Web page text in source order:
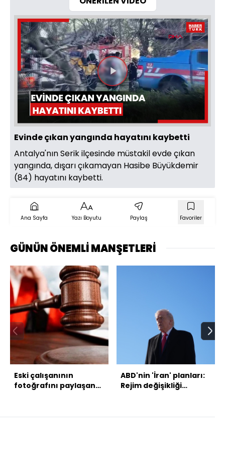
Videoyu
Oynat
Evinde çıkan yangında hayatını kaybetti
Antalya'nın Serik ilçesinde müstakil evde çıkan
yangında, dışarı çıkamayan Hasibe Büyükdemir
(84) hayatını kaybetti.
Ana Sayfa Yazı Boyutu Paylaş Favoriler
GÜNÜN ÖNEMLİ MANŞETLERİ
Eski çalışanının
fotoğrafını paylaşan
ABD'nin 'İran' planları:
Rejim değişikliği